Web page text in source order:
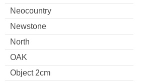
Neocountry
Newstone
North
OAK
Object 2cm